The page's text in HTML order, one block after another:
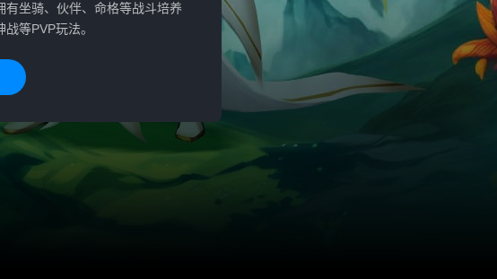
坐骑、伙伴、命格等战斗培养
等PVP玩法。